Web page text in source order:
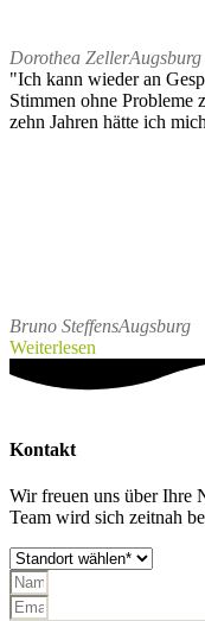
Dorothea ZellerAugsburg
"Ich kann wieder an
Stimmen ohne Probleme
zehn Jahren hätte ich
Bruno SteffensAugsburg
Weiterlesen
Kontakt
Wir freuen uns über Ihre
Team wird sich zeitnah